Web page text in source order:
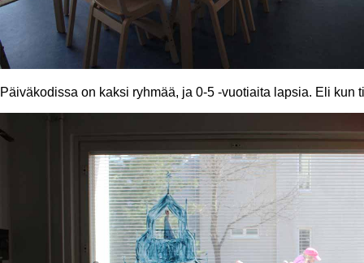
Päiväkodissa on kaksi ryhmää, ja 0-5 -vuotiaita lapsia. Eli